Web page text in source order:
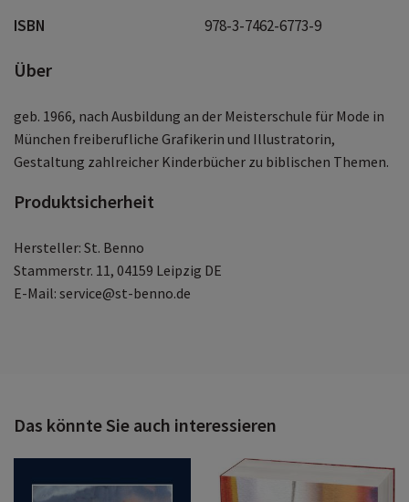
ISBN
978-3-7462-6773-9
Über
geb. 1966, nach Ausbildung an der Meisterschule für Mode in
München freiberufliche Grafikerin und Illustratorin,
Gestaltung zahlreicher Kinderbücher zu biblischen Themen.
Produktsicherheit
Hersteller: St. Benno
Stammerstr. 11, 04159 Leipzig DE
E-Mail: service@st-benno.de
Das könnte Sie auch interessieren